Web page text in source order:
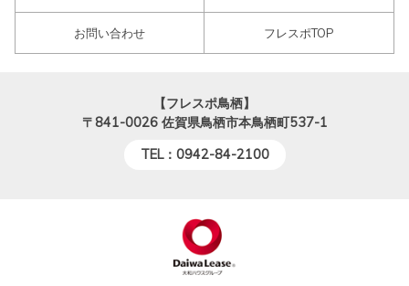
お問い合わせ フレスポTOP
【フレスポ鳥栖】
〒841-0026 佐賀県鳥栖市本鳥栖町537-1
TEL：0942-84-2100